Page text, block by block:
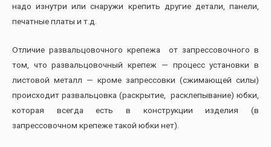
надо изнутри или снаружи крепить другие детали, панели,
печатные платы и т.д.
Отличие развальцовочного крепежа от запрессовочного в
том, что развальцовочный крепеж — процесс установки в
листовой металл — кроме запрессовки (сжимающей силы)
происходит развальцовка (раскрытие, расклепывание) юбки,
которая всегда есть в конструкции изделия (в
запрессовочном крепеже такой юбки нет).